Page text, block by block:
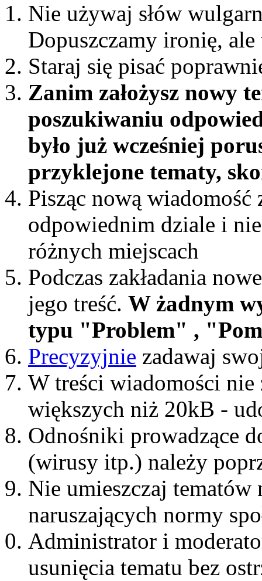
Nie używaj słów
Dopuszczamy ironię,
Staraj się pisać
Zanim założysz nowy
poszukiwaniu
było już wcześniej
przyklejone tematy,
Pisząc nową wiadomość
odpowiednim dziale i
różnych miejscach
Podczas zakładania
jego treść. W żadnym
typu "Problem" ,
Precyzyjnie zadawaj
W treści wiadomości
większych niż 20kB -
Odnośniki prowadzące
(wirusy itp.) należy
Nie umieszczaj
naruszających normy
Administrator i
usunięcia tematu bez